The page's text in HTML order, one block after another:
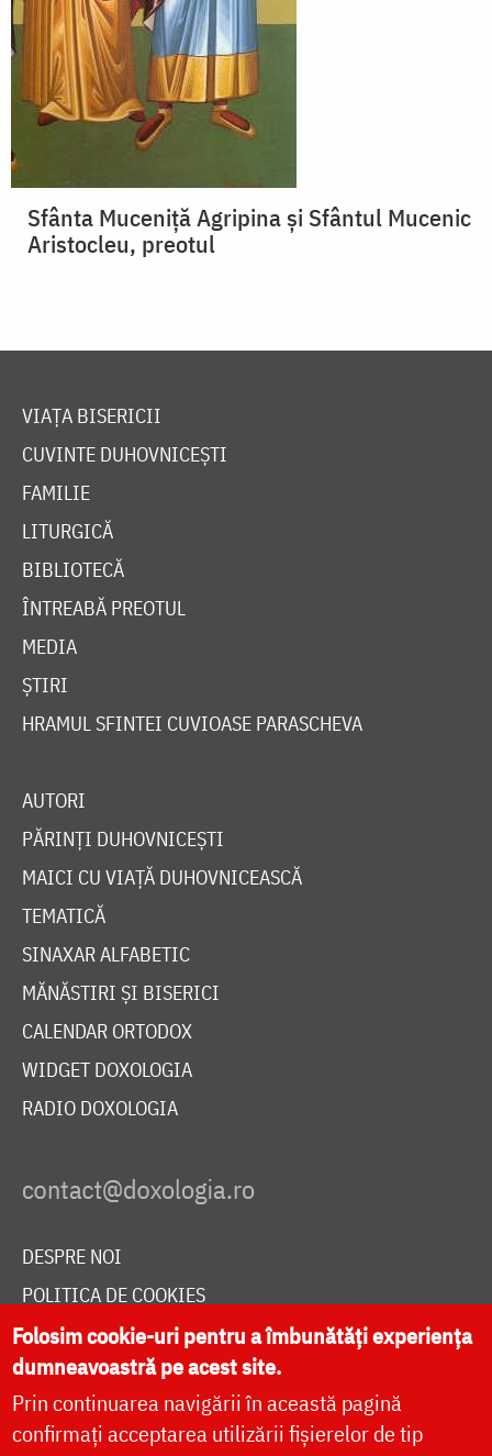
Sfânta Muceniță Agripina și Sfântul Mucenic
Aristocleu, preotul
VIAȚA BISERICII
CUVINTE DUHOVNICEȘTI
FAMILIE
LITURGICĂ
BIBLIOTECĂ
ÎNTREABĂ PREOTUL
MEDIA
ȘTIRI
HRAMUL SFINTEI CUVIOASE PARASCHEVA
AUTORI
PĂRINȚI DUHOVNICEȘTI
MAICI CU VIAȚĂ DUHOVNICEASCĂ
TEMATICĂ
SINAXAR ALFABETIC
MĂNĂSTIRI ȘI BISERICI
CALENDAR ORTODOX
WIDGET DOXOLOGIA
RADIO DOXOLOGIA
DESPRE NOI
POLITICA DE COOKIES
DONEAZĂ ONLINE PENTRU CATEDRALA NAȚIONALĂ
LIVE
Folosim cookie-uri pentru a îmbunătăți experiența
dumneavoastră pe acest site.
Prin continuarea navigării în această pagină
confirmați acceptarea utilizării fișierelor de tip